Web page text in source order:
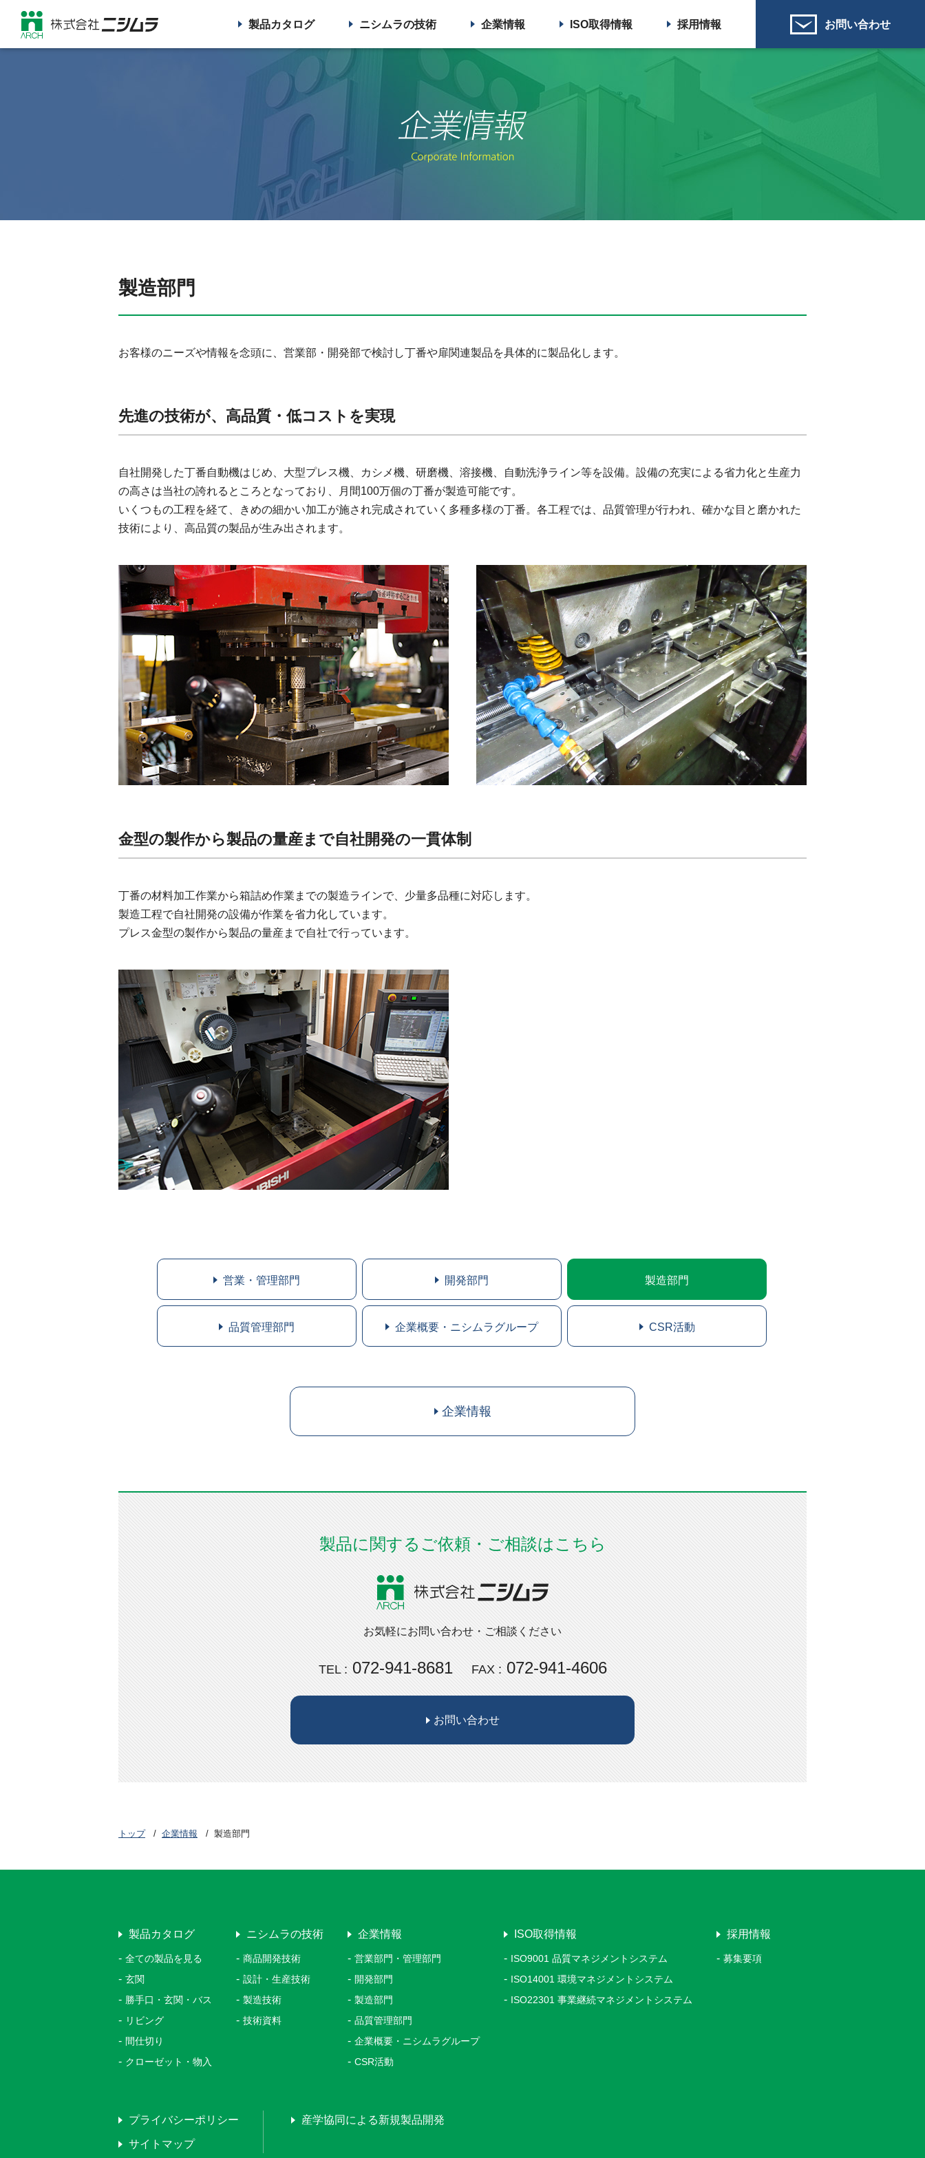
製品カタログ ニシムラの技術 企業情報 ISO取得情報 採用情報 お問い合わせ
製造部門
お客様のニーズや情報を念頭に、営業部・開発部で検討し丁番や扉関連製品を具体的に製品化します。
先進の技術が、高品質・低コストを実現
自社開発した丁番自動機はじめ、大型プレス機、カシメ機、研磨機、溶接機、自動洗浄ライン等を設備。設備の充実による省力化と生産力
の高さは当社の誇れるところとなっており、月間100万個の丁番が製造可能です。
いくつもの工程を経て、きめの細かい加工が施され完成されていく多種多様の丁番。各工程では、品質管理が行われ、確かな目と磨かれた
技術により、高品質の製品が生み出されます。
金型の製作から製品の量産まで自社開発の一貫体制
丁番の材料加工作業から箱詰め作業までの製造ラインで、少量多品種に対応します。
製造工程で自社開発の設備が作業を省力化しています。
プレス金型の製作から製品の量産まで自社で行っています。
営業・管理部門 開発部門 製造部門
品質管理部門 企業概要・ニシムラグループ CSR活動
企業情報
製品に関するご依頼・ご相談はこちら
お気軽にお問い合わせ・ご相談ください
TEL : 072-941-8681 FAX : 072-941-4606
お問い合わせ
トップ 企業情報 製造部門
製品カタログ
全ての製品を見る
玄関
勝手口・玄関・バス
リビング
間仕切り
クローゼット・物入
ニシムラの技術
商品開発技術
設計・生産技術
製造技術
技術資料
企業情報
営業部門・管理部門
開発部門
製造部門
品質管理部門
企業概要・ニシムラグループ
CSR活動
ISO取得情報
ISO9001 品質マネジメントシステム
ISO14001 環境マネジメントシステム
ISO22301 事業継続マネジメントシステム
採用情報
募集要項
プライバシーポリシー
サイトマップ
産学協同による新規製品開発